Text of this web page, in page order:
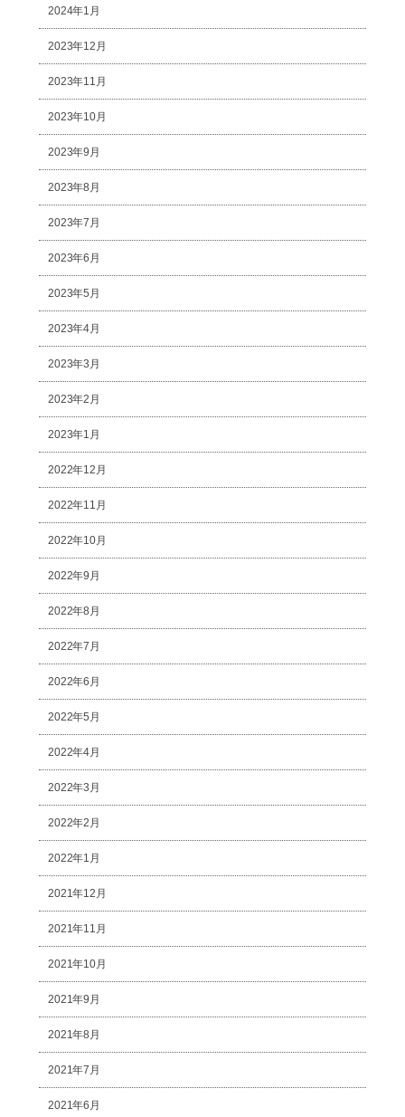
2024年1月
2023年12月
2023年11月
2023年10月
2023年9月
2023年8月
2023年7月
2023年6月
2023年5月
2023年4月
2023年3月
2023年2月
2023年1月
2022年12月
2022年11月
2022年10月
2022年9月
2022年8月
2022年7月
2022年6月
2022年5月
2022年4月
2022年3月
2022年2月
2022年1月
2021年12月
2021年11月
2021年10月
2021年9月
2021年8月
2021年7月
2021年6月